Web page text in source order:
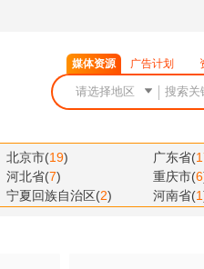
媒体资源 广告计划
北京市(19) 广东省(
河北省(7) 重庆市(6
宁夏回族自治区(2) 河南省(1